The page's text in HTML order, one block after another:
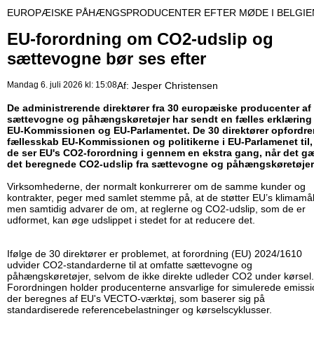
EUROPÆISKE PÅHÆNGSPRODUCENTER EFTER MØDE I
EU-forordning om CO2-udslip og
sættevogne bør ses efter
Mandag 6. juli 2026 kl: 15:08Af: Jesper Christensen
De administrerende direktører fra 30 europæiske producenter af
sættevogne og påhængskøretøjer har sendt en fælles
EU-Kommissionen og EU-Parlamentet. De 30 direktører
fællesskab EU-Kommissionen og politikerne i EU-Parlamenet
de ser EU's CO2-forordning i gennem en ekstra gang, når det
det beregnede CO2-udslip fra sættevogne og påhængskøretøjer
Virksomhederne, der normalt konkurrerer om de samme kunder og
kontrakter, peger med samlet stemme på, at de støtter EU’s
men samtidig advarer de om, at reglerne og CO2-udslip, som de er
udformet, kan øge udslippet i stedet for at reducere det.
Ifølge de 30 direktører er problemet, at forordning (EU) 2024/1610
udvider CO2-standarderne til at omfatte sættevogne og
påhængskøretøjer, selvom de ikke direkte udleder CO2 under kørsel.
Forordningen holder producenterne ansvarlige for simulerede
der beregnes af EU's VECTO-værktøj, som baserer sig på
standardiserede referencebelastninger og kørselscyklusser.